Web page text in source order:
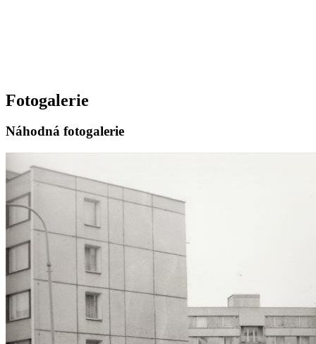
Fotogalerie
Náhodná fotogalerie